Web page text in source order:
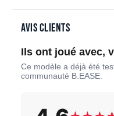
Avis clients
Ils ont joué avec,
Ce modèle a déjà été
communauté B.EASE.